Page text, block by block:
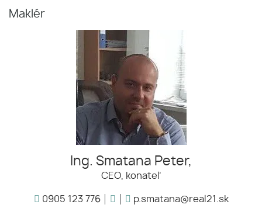
Maklér
Ing. Smatana Peter,
CEO, konateľ
0905 123 776
p.smatana@real21.sk